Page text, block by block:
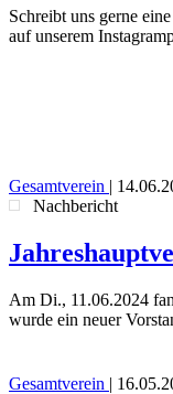
Schreibt uns gerne
auf unserem
Gesamtverein |
Nachbericht
Am Di., 11.06.2024
wurde ein neuer
Gesamtverein |